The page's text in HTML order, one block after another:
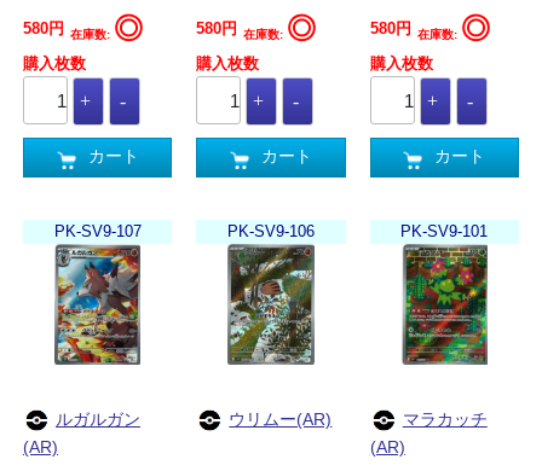
580円 在庫数: ◎
購入枚数
カート
580円 在庫数: ◎
購入枚数
カート
580円 在庫数: ◎
購入枚数
カート
PK-SV9-107
ルガルガン
(AR)
PK-SV9-106
ウリムー(AR)
PK-SV9-101
マラカッチ
(AR)